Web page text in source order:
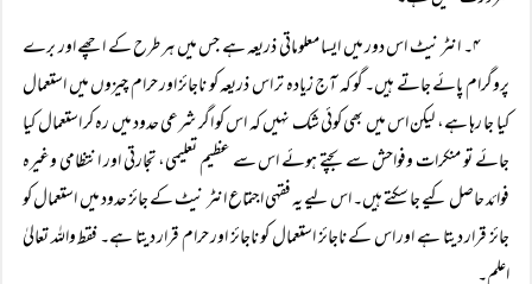
۴۔ انٹر نیٹ اس دور میں ایسا معلوماتی ذریعہ ہے جس میں ہر طرح کے اچھے اور برے
پروگرام پائے جاتے ہیں۔ گو کہ آج زیادہ تر اس ذریعہ کو ناجائز اور حرام چیزوں میں استعمال
کیا جا رہا ہے، لیکن اس میں بھی کوئی شک نہیں کہ اس کو اگر شرعی حدود میں رہ کر استعمال کیا
جائے تو منکرات وفواحش سے بچتے ہوئے اس سے عظیم تعلیمی، تجارتی اور انتظامی وغیرہ
فوائد حاصل کیے جا سکتے ہیں۔ اس لیے یہ فقہی اجتماع انٹر نیٹ کے جائز حدود میں استعمال کو
جائز قرار دیتا ہے اور اس کے ناجائز استعمال کو ناجائز اور حرام قرار دیتا ہے۔ فقط واللہ تعالیٰ
اعلم۔